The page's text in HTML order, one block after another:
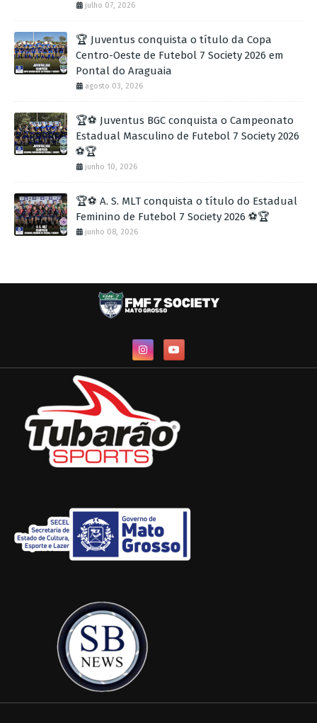
julho 07, 2026
🏆 Juventus conquista o título da Copa
Centro-Oeste de Futebol 7 Society 2026 em
Pontal do Araguaia
agosto 03, 2026
🏆⚽ Juventus BGC conquista o Campeonato
Estadual Masculino de Futebol 7 Society 2026
⚽🏆
junho 10, 2026
🏆⚽ A. S. MLT conquista o título do Estadual
Feminino de Futebol 7 Society 2026 ⚽🏆
junho 08, 2026